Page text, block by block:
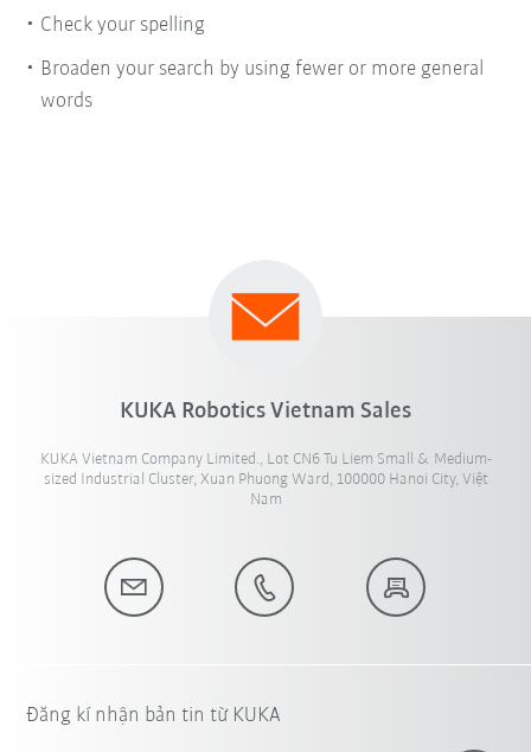
Check your spelling
Broaden your search by using fewer or more general
words
KUKA Robotics Vietnam Sales
KUKA Vietnam Company Limited., Lot CN6 Tu Liem Small & Medium-
sized Industrial Cluster, Xuan Phuong Ward, 100000 Hanoi City, Việt
Nam
Đăng kí nhận bản tin từ KUKA